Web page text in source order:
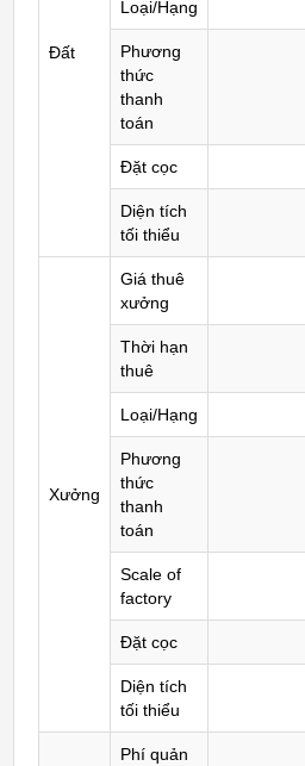
Đất
Loại/Hạng
Phương
thức
thanh
toán
Đặt cọc
Diện tích
tối thiểu
Xưởng
Giá thuê
xưởng
Thời hạn
thuê
Loại/Hạng
Phương
thức
thanh
toán
Scale of
factory
Đặt cọc
Diện tích
tối thiểu
Phí quản